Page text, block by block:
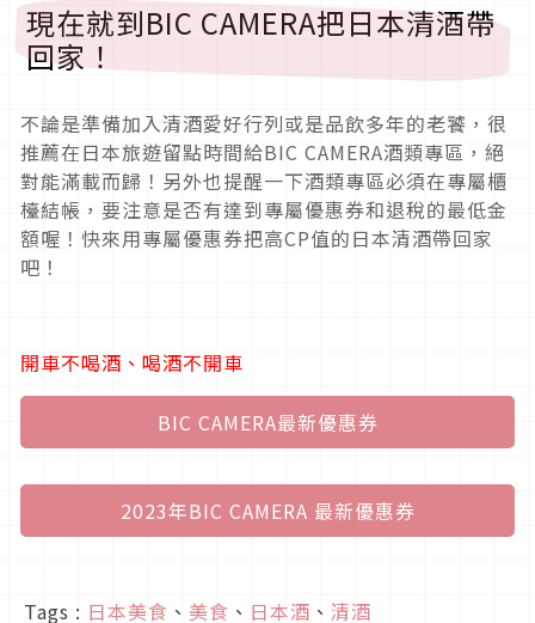
現在就到BIC CAMERA把日本清酒帶
回家！
不論是準備加入清酒愛好行列或是品飲多年的老饕，很
推薦在日本旅遊留點時間給BIC CAMERA酒類專區，絕
對能滿載而歸！另外也提醒一下酒類專區必須在專屬櫃
檯結帳，要注意是否有達到專屬優惠券和退稅的最低金
額喔！快來用專屬優惠券把高CP值的日本清酒帶回家
吧！
開車不喝酒、喝酒不開車
BIC CAMERA最新優惠券
2023年BIC CAMERA 最新優惠券
Tags : 日本美食 、 美食 、 日本酒 、 清酒